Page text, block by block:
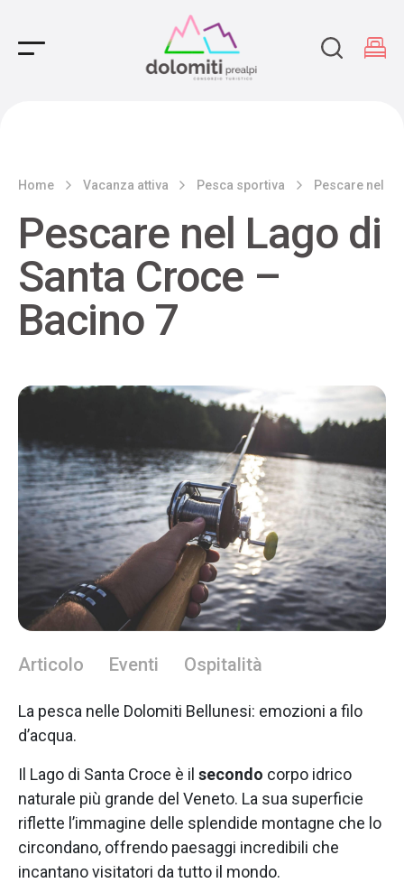
Main Navigation
Home Vacanza attiva Pesca sportiva Pescare nel
Pescare nel Lago di
Santa Croce –
Bacino 7
Articolo Eventi Ospitalità
La pesca nelle Dolomiti Bellunesi: emozioni a filo
d’acqua.
Il Lago di Santa Croce è il secondo corpo idrico
naturale più grande del Veneto. La sua superficie
riflette l’immagine delle splendide montagne che lo
circondano, offrendo paesaggi incredibili che
incantano visitatori da tutto il mondo.